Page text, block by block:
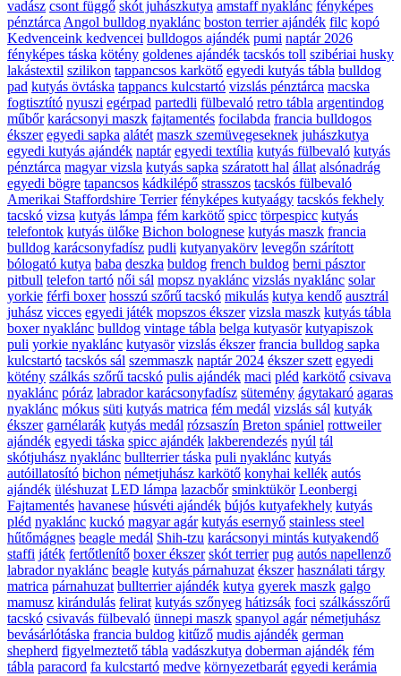
vadász csont függő skót juhászkutya amstaff nyaklánc fényképes
pénztárca Angol bulldog nyaklánc boston terrier ajándék filc kopó
Kedvenceink kedvencei bulldogos ajándék pumi naptár 2026
fényképes táska kötény goldenes ajándék tacskós toll szibériai husky
lakástextil szilikon tappancsos karkötő egyedi kutyás tábla bulldog
pad kutyás övtáska tappancs kulcstartó vizslás pénztárca macska
fogtisztító nyuszi egérpad partedli fülbevaló retro tábla argentindog
műbőr karácsonyi maszk fajtamentés focilabda francia bulldogos
ékszer egyedi sapka alátét maszk szemüvegeseknek juhászkutya
egyedi kutyás ajándék naptár egyedi textília kutyás fülbevaló kutyás
pénztárca magyar vizsla kutyás sapka száratott hal állat alsónadrág
egyedi bögre tapancsos kádkilépő strasszos tacskós fülbevaló
Amerikai Staffordshire Terrier fényképes kutyaágy tacskós fekhely
tacskó vizsa kutyás lámpa fém karkötő spicc törpespicc kutyás
telefontok kutyás ülőke Bichon bolognese kutyás maszk francia
bulldog karácsonyfadísz pudli kutyanyakörv levegőn szárított
bólogató kutya baba deszka buldog french buldog berni pásztor
pitbull telefon tartó női sál mopsz nyaklánc vizslás nyaklánc solar
yorkie férfi boxer hosszú szőrű tacskó mikulás kutya kendő ausztrál
juhász vicces egyedi játék mopszos ékszer vizsla maszk kutyás tábla
boxer nyaklánc bulldog vintage tábla belga kutyasör kutyapiszok
puli yorkie nyaklánc kutyasör vizslás ékszer francia bulldog sapka
kulcstartó tacskós sál szemmaszk naptár 2024 ékszer szett egyedi
kötény szálkás szőrű tacskó pulis ajándék maci pléd karkötő csivava
nyaklánc póráz labrador karácsonyfadísz sütemény ágytakaró agaras
nyaklánc mókus süti kutyás matrica fém medál vizslás sál kutyák
ékszer garnélarák kutyás medál rózsaszín Breton spániel rottweiler
ajándék egyedi táska spicc ajándék lakberendezés nyúl tál
skótjuhász nyaklánc bullterrier táska puli nyaklánc kutyás
autóillatosító bichon németjuhász karkötő konyhai kellék autós
ajándék üléshuzat LED lámpa lazacbőr sminktükör Leonbergi
Fajtamentés havanese húsvéti ajándék bújós kutyafekhely kutyás
pléd nyaklánc kuckó magyar agár kutyás esernyő stainless steel
hűtőmágnes beagle medál Shih-tzu karácsonyi mintás kutyakendő
staffi játék fertőtlenítő boxer ékszer skót terrier pug autós napellenző
labrador nyaklánc beagle kutyás párnahuzat ékszer használati tárgy
matrica párnahuzat bullterrier ajándék kutya gyerek maszk galgo
mamusz kirándulás felirat kutyás szőnyeg hátizsák foci szálkásszőrű
tacskó csivavás fülbevaló ünnepi maszk spanyol agár németjuhász
bevásárlótáska francia buldog kitűző mudis ajándék german
shepherd figyelmeztető tábla vadászkutya doberman ajándék fém
tábla paracord fa kulcstartó medve környezetbarát egyedi kerámia